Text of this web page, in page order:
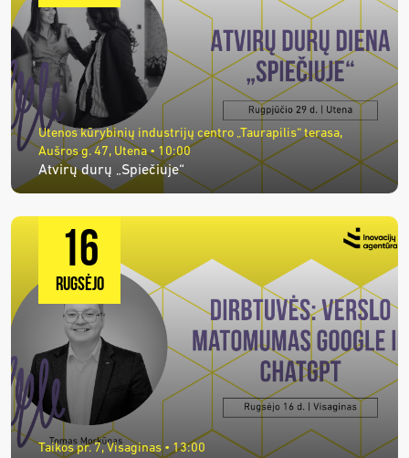
Utenos kūrybinių industrijų centro „Taurapilis“ terasa,
Aušros g. 47, Utena • 10:00
Atvirų durų „Spiečiuje“
16
RUGSĖJO
Taikos pr. 7, Visaginas • 13:00